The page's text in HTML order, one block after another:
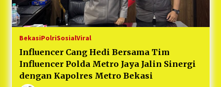
BekasiPolriSosialViral
Influencer Cang Hedi Bersama Tim
Influencer Polda Metro Jaya Jalin Sinergi
dengan Kapolres Metro Bekasi